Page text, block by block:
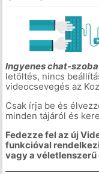
Ingyenes chat-
letöltés, nincs
videocsevegés az
Csak írja be és
minden tájáról és
Fedezze fel az új
funkcióval
vagy a